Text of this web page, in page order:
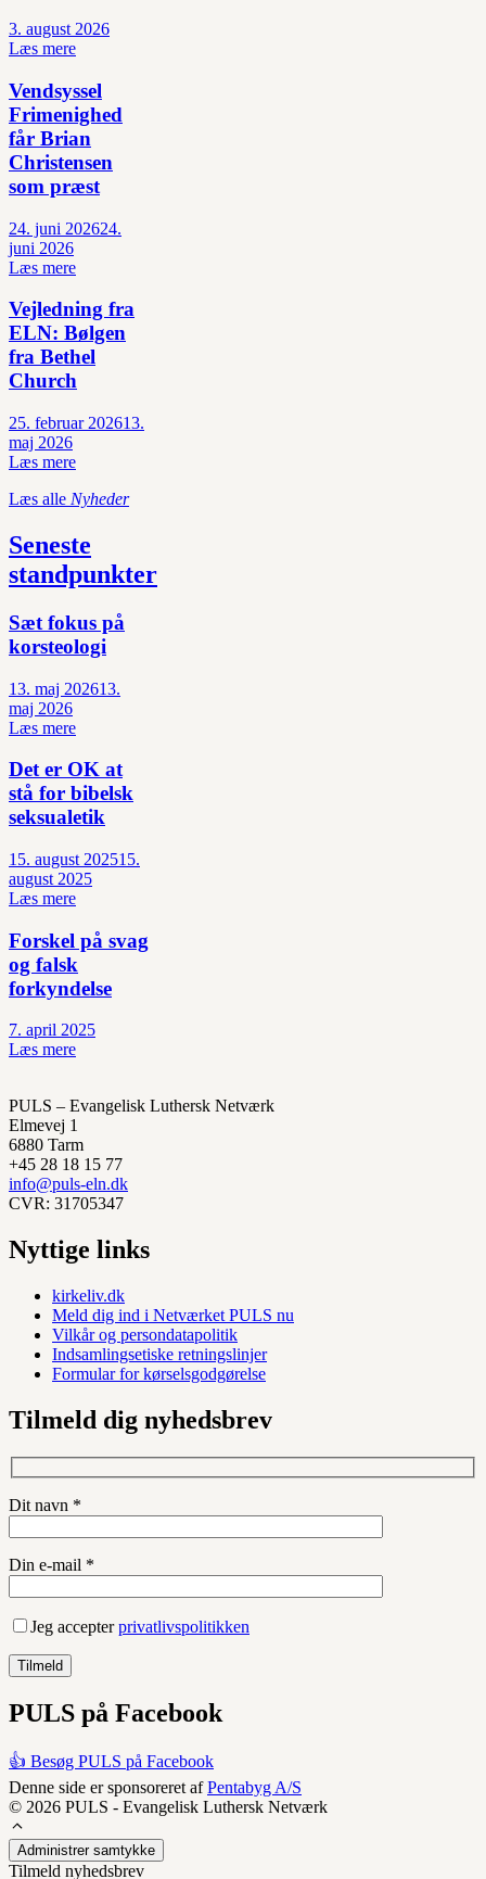
3. august 2026
Læs mere
Vendsyssel
Frimenighed
får Brian
Christensen
som præst
24. juni 202624.
juni 2026
Læs mere
Vejledning fra
ELN: Bølgen
fra Bethel
Church
25. februar 202613.
maj 2026
Læs mere
Læs alle Nyheder
Seneste
standpunkter
Sæt fokus på
korsteologi
13. maj 202613.
maj 2026
Læs mere
Det er OK at
stå for bibelsk
seksualetik
15. august 202515.
august 2025
Læs mere
Forskel på svag
og falsk
forkyndelse
7. april 2025
Læs mere
PULS – Evangelisk Luthersk Netværk
Elmevej 1
6880 Tarm
+45 28 18 15 77
info@puls-eln.dk
CVR: 31705347
Nyttige links
kirkeliv.dk
Meld dig ind i Netværket PULS nu
Vilkår og persondatapolitik
Indsamlingsetiske retningslinjer
Formular for kørselsgodgørelse
Tilmeld dig nyhedsbrev
Dit navn *
Din e-mail *
Jeg accepterprivatlivspolitikken
PULS på Facebook
👍 Besøg PULS på Facebook
Denne side er sponsoreret afPentabyg A/S
© 2026 PULS - Evangelisk Luthersk Netværk
Administrer samtykke
Tilmeld nyhedsbrev